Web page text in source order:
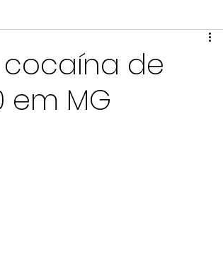
Coluna Jurídica Alerta Digital
cocaína de
em MG